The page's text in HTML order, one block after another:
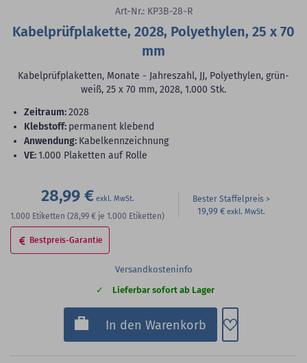
Art-Nr.: KP3B-28-R
Kabelprüfplakette, 2028, Polyethylen, 25 x 70
mm
Kabelprüfplaketten, Monate - Jahreszahl, JJ, Polyethylen, grün-
weiß, 25 x 70 mm, 2028, 1.000 Stk.
Zeitraum:2028
Klebstoff: permanent klebend
Anwendung: Kabelkennzeichnung
VE:1.000 Plaketten auf Rolle
28,99 €
1.000 Etiketten (28,99 € je 1.000 Etiketten)
Bester Staffelpreis
19,99 €
Bestpreis-Garantie
Versandkosteninfo
Lieferbar sofort ab Lager
In den Warenkorb Zum